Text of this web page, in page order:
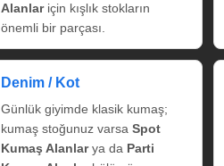
Alanlariçin kışlık stokların
önemli bir parçası.
Denim / Kot
Günlük giyimde klasik kumaş;
kumaş stoğunuz varsa Spot
Kumaş Alanlarya da Parti